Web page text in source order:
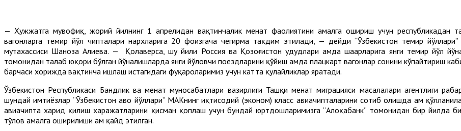
— Ҳужжатга мувофиқ, жорий йилнинг 1 апрелидан вақтинчалик меҳнат фаолиятини амалга ошириш учун республикадан
вагонларга темир йўл чипталари нархларига 20 фоизгача чегирма тақдим этилади, — дейди “Ўзбекистон темир
мутахассиси Шаҳноза Алиева. — Қолаверса, шу йили Россия ва Қозоғистон ҳудудлари ҳамда шаҳарларига янги темир йўл
томонидан талаб юқори бўлган йўналишларда янги йўловчи поездларини қўйиш ҳамда плацкарт вагонлар сонини кўпайтириш
барчаси хорижда вақтинча ишлаш истагидаги фуқароларимиз учун катта қулайликлар яратади.
Ўзбекистон Республикаси Бандлик ва меҳнат муносабатлари вазирлиги Ташқи меҳнат миграцияси масалалари агентлиги
шундай имтиёзлар “Ўзбекистон ҳаво йўллари” МАКнинг иқтисодий (эконом) класс авиачипталарини сотиб олишда ҳам
авиачипта харид қилиш харажатларини қисман қоплаш учун бундай юртдошларимизга “Алоқабанк” томонидан бир йилда
тўлов амалга оширилиши ҳам қайд этилган.